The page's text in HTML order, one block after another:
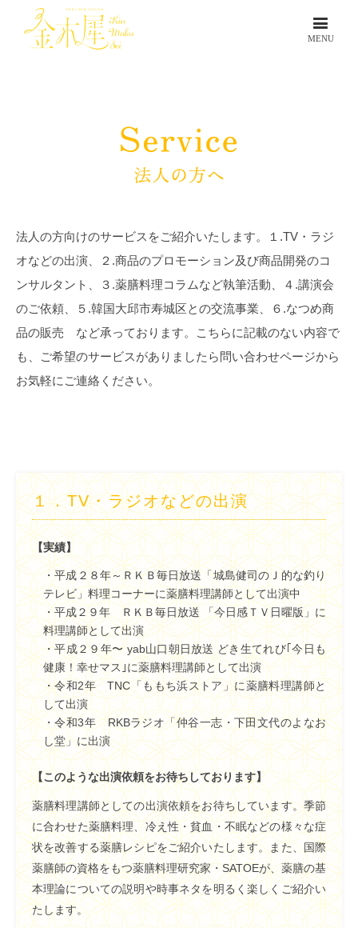
法人の方向けのサービスをご紹介いたします。１.TV・ラジ
オなどの出演、２.商品のプロモーション及び商品開発のコ
ンサルタント、３.薬膳料理コラムなど執筆活動、４.講演会
のご依頼、５.韓国大邱市寿城区との交流事業 、６.なつめ商
品の販売 など承っております。こちらに記載のない内容で
も、ご希望のサービスがありましたら問い合わせページから
お気軽にご連絡ください。
１．TV・ラジオなどの出演
【実績】
・平成２８年～ＲＫＢ毎日放送「城島健司のＪ的な釣り
テレビ」料理コーナーに薬膳料理講師として出演中
・平成２９年 ＲＫＢ毎日放送 「今日感ＴＶ日曜版」に
料理講師として出演
・平成２９年〜 yab山口朝日放送 どき生てれび｢今日も
健康！幸せマス｣に薬膳料理講師として出演
・令和2年 TNC「ももち浜ストア」に薬膳料理講師と
して出演
・令和3年 RKBラジオ「仲谷一志・下田文代のよなお
し堂」に出演
【このような出演依頼をお待ちしております】
薬膳料理講師としての出演依頼をお待ちしています。季節
に合わせた薬膳料理、冷え性・貧血・不眠などの様々な症
状を改善する薬膳レシピをご紹介いたします。また、国際
薬膳師の資格をもつ薬膳料理研究家・SATOEが、薬膳の基
本理論についての説明や時事ネタを明るく楽しくご紹介い
たします。